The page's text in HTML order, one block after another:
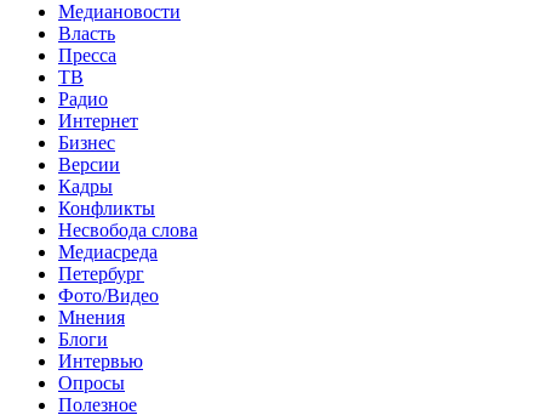
Медиановости
Власть
Пресса
ТВ
Радио
Интернет
Бизнес
Версии
Кадры
Конфликты
Несвобода слова
Медиасреда
Петербург
Фото/Видео
Мнения
Блоги
Интервью
Опросы
Полезное